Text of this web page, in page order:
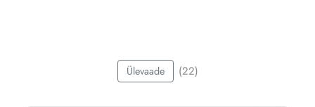
Ülevaade (22)